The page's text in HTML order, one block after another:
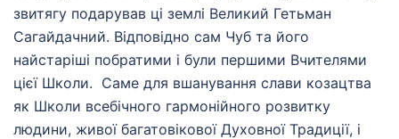
звитягу подарував ці землі Великий Гетьман
Сагайдачний. Відповідно сам Чуб та його
найстаріші побратими і були першими Вчителями
цієї Школи. Саме для вшанування слави козацтва
як Школи всебічного гармонійного розвитку
людини, живої багатовікової Духовної Традиції, і